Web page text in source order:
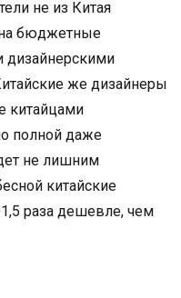
не из Китая
бюджетные
же дизайнеры
китайцами
полной даже
не лишним
китайские
раза дешевле, чем